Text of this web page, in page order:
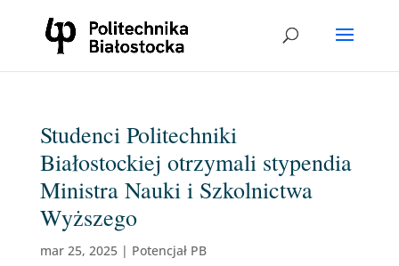
Studenci Politechniki
Białostockiej otrzymali stypendia
Ministra Nauki i Szkolnictwa
Wyższego
mar 25, 2025| Potencjał PB